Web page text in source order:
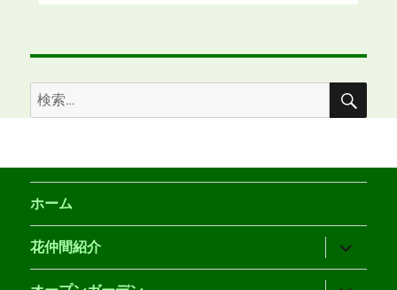
検
索:
検
ホーム
花仲間紹介
ブ
メ
ニ